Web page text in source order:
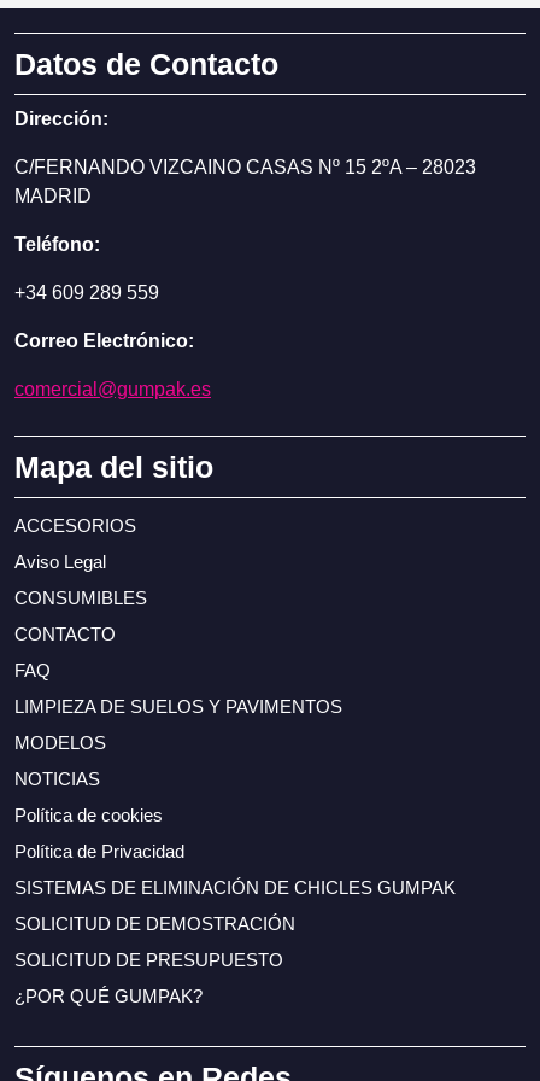
Datos de Contacto
Dirección:
C/FERNANDO VIZCAINO CASAS Nº 15 2ºA – 28023
MADRID
Teléfono:
+34 609 289 559
Correo Electrónico:
comercial@gumpak.es
Mapa del sitio
ACCESORIOS
Aviso Legal
CONSUMIBLES
CONTACTO
FAQ
LIMPIEZA DE SUELOS Y PAVIMENTOS
MODELOS
NOTICIAS
Política de cookies
Política de Privacidad
SISTEMAS DE ELIMINACIÓN DE CHICLES GUMPAK
SOLICITUD DE DEMOSTRACIÓN
SOLICITUD DE PRESUPUESTO
¿POR QUÉ GUMPAK?